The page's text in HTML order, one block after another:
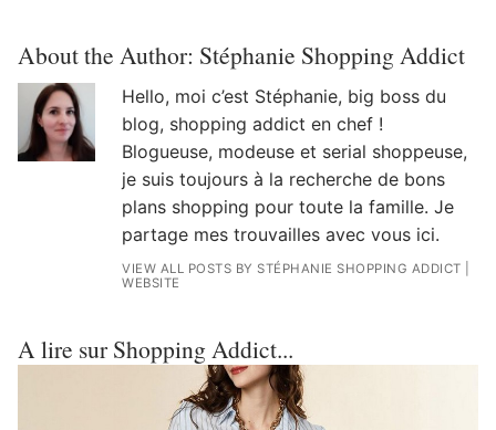
About the Author: Stéphanie Shopping Addict
Hello, moi c’est Stéphanie, big boss du
blog, shopping addict en chef !
Blogueuse, modeuse et serial shoppeuse,
je suis toujours à la recherche de bons
plans shopping pour toute la famille. Je
partage mes trouvailles avec vous ici.
VIEW ALL POSTS BY STÉPHANIE SHOPPING ADDICT
WEBSITE
A lire sur Shopping Addict...